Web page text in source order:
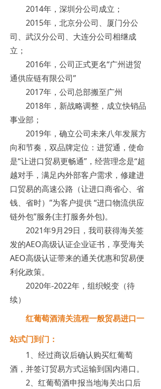
2014年，深圳分公司成立；
2015年，北京分公司、厦门分公
司、武汉分公司、大连分公司相继成
立；
2016年，公司正式更名“广州进贸
通供应链有限公司”
2017年，公司总部搬至广州
2018年，新战略调整，成立快销品
事业部；
2019年，确立公司未来八年发展方
向和节奏，双品牌定位：进贸通，使命
是“让进口贸易更畅通”，经营理念是“超
越对手，满足内外部客户需求，修建进
口贸易的高速公路（让进口商省心、省
钱、省时）”为客户提供 “进口物流供应
链外包”服务(主打服务外包)。
2021年9月29日，我司获得海关签
发的AEO高级认证企业证书，享受海关
AEO高级认证带来的通关优惠和贸易便
利化政策。
2020年-2022年，组织蜕变（待
续）
红葡萄酒清关流程一般贸易进口一
站式门到门：
1、经过商议后确认购买红葡萄
酒，并签订贸易方式运输到国内港口。
2、红葡萄酒申报当地海关出口后